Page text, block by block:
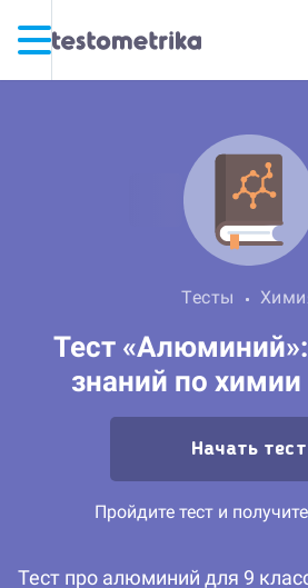
Тесты
Тест
знаний по химии
Начать тест
Пройдите тест и
Тест про алюминий для 9